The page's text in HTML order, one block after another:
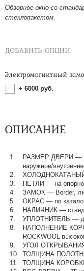
Обзорное окно со
стеклопакетом.
ДОБАВИТЬ ОПЦИИ:
Электромагнитный
+ 6000 руб.
ОПИСАНИЕ
РАЗМЕР ДВЕРИ —
наружное/
ПЕТЛИ — на
ЗАМОК — Border,
ОКРАС — по
НАЛИЧНИК —
УПЛОТНИТЕЛЬ —
НАПОЛНЕНИЕ
ROCKWOOL
УГОЛ ОТКРЫВАНИЯ
ТОЛЩИНА
ТОЛЩИНА